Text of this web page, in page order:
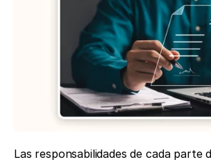
Las responsabilidades de cada parte